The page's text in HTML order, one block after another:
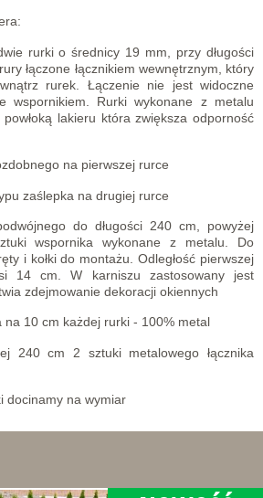
rurki o średnicy 19 mm, przy długości
łączone łącznikiem wewnętrznym, który
rurek. Łączenie nie jest widoczne
wspornikiem. Rurki wykonane z metalu
lakieru która zwiększa odporność
na pierwszej rurce
zaślepka na drugiej rurce
do długości 240 cm, powyżej
wspornika wykonane z metalu. Do
i kołki do montażu. Odległość pierwszej
14 cm. W karniszu zastosowany jest
zdejmowanie dekoracji okiennych
na 10 cm każdej rurki - 100% metal
240 cm 2 sztuki metalowego łącznika
docinamy na wymiar